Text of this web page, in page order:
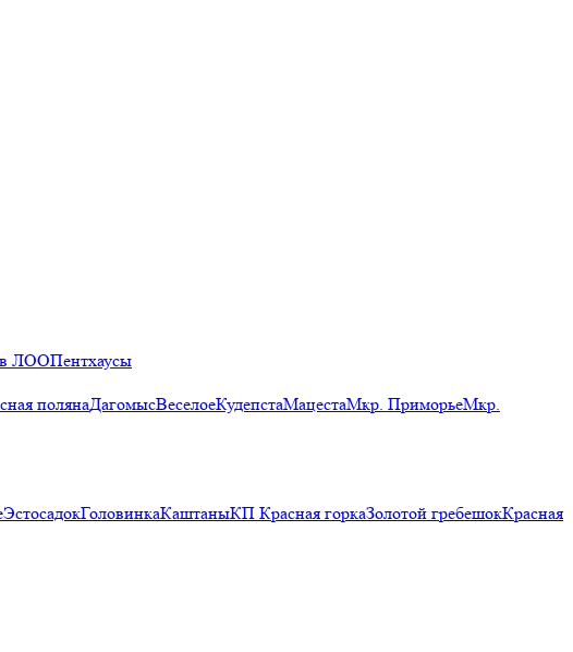
в ЛООПентхаусы
полянаДагомысВеселоеКудепстаМацестаМкр. ПриморьеМкр.
ЭстосадокГоловинкаКаштаныКП Красная горкаЗолотой гребешокКрасная